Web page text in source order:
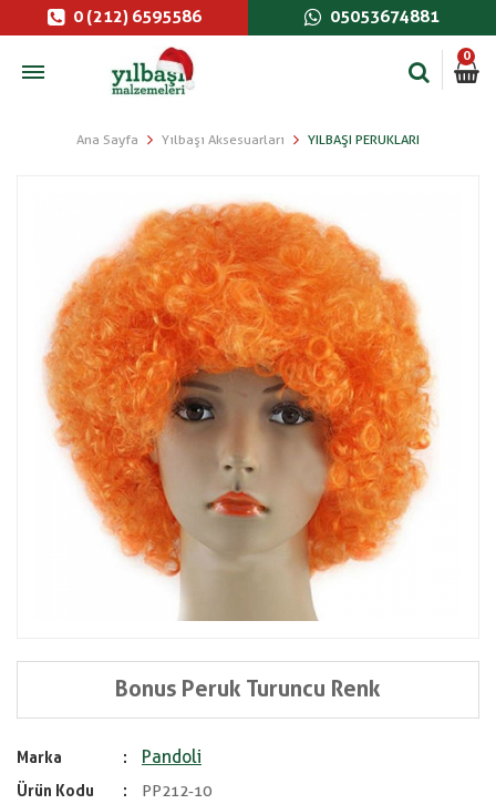
0 (212) 6595586 05053674881
0
Ana Sayfa Yılbaşı Aksesuarları YILBAŞI PERUKLARI
Bonus Peruk Turuncu Renk
Marka Pandoli
Ürün Kodu
PP212-10